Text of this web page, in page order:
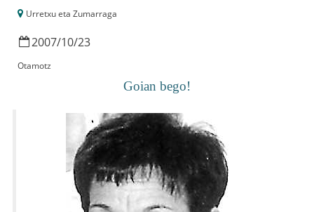
Urretxu eta Zumarraga
2007/10/23
Otamotz
Goian bego!